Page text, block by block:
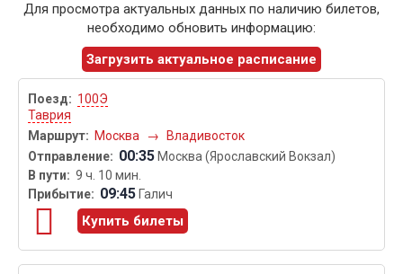
Для просмотра актуальных данных по наличию билетов,
необходимо обновить информацию:
Загрузить актуальное расписание
100Э
Таврия
Москва
→ Владивосток
00:35 Москва (Ярославский Вокзал)
9 ч. 10 мин.
09:45 Галич
Купить билеты